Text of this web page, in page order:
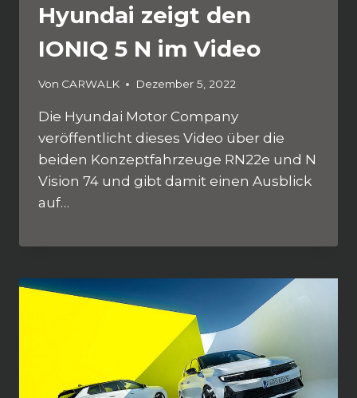
Hyundai zeigt den
IONIQ 5 N im Video
Von CARWALK Dezember 5, 2022
Die Hyundai Motor Company
veröffentlicht dieses Video über die
beiden Konzeptfahrzeuge RN22e und N
Vision 74 und gibt damit einen Ausblick
auf…